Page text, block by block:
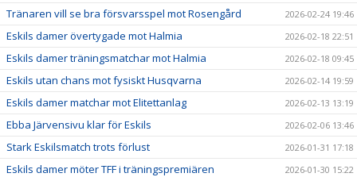
Tränaren vill se bra försvarsspel mot Rosengård 2026-02-24 19:46
Eskils damer övertygade mot Halmia 2026-02-18 22:51
Eskils damer träningsmatchar mot Halmia 2026-02-18 09:45
Eskils utan chans mot fysiskt Husqvarna 2026-02-14 19:59
Eskils damer matchar mot Elitettanlag 2026-02-13 13:19
Ebba Järvensivu klar för Eskils 2026-02-06 13:46
Stark Eskilsmatch trots förlust 2026-01-31 17:18
Eskils damer möter TFF i träningspremiären 2026-01-30 15:22